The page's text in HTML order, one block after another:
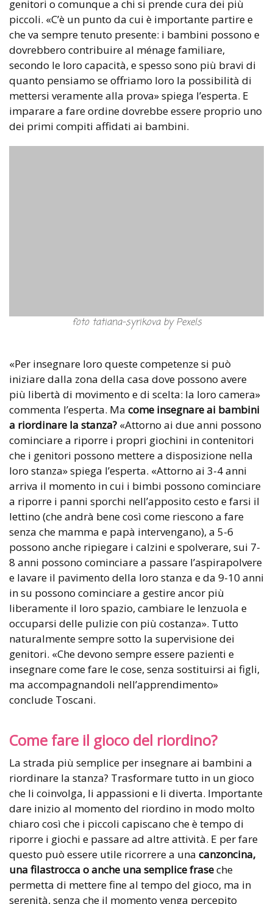
genitori o comunque a chi si prende cura dei più
piccoli. «C’è un punto da cui è importante partire e
che va sempre tenuto presente: i bambini possono e
dovrebbero contribuire al ménage familiare,
secondo le loro capacità, e spesso sono più bravi di
quanto pensiamo se offriamo loro la possibilità di
mettersi veramente alla prova» spiega l’esperta. E
imparare a fare ordine dovrebbe essere proprio uno
dei primi compiti affidati ai bambini.
foto tatiana-syrikova by Pexels
«Per insegnare loro queste competenze si può
iniziare dalla zona della casa dove possono avere
più libertà di movimento e di scelta: la loro camera»
commenta l’esperta. Ma come insegnare ai bambini
a riordinare la stanza? «Attorno ai due anni possono
cominciare a riporre i propri giochini in contenitori
che i genitori possono mettere a disposizione nella
loro stanza» spiega l’esperta. «Attorno ai 3-4 anni
arriva il momento in cui i bimbi possono cominciare
a riporre i panni sporchi nell’apposito cesto e farsi il
lettino (che andrà bene così come riescono a fare
senza che mamma e papà intervengano), a 5-6
possono anche ripiegare i calzini e spolverare, sui 7-
8 anni possono cominciare a passare l’aspirapolvere
e lavare il pavimento della loro stanza e da 9-10 anni
in su possono cominciare a gestire ancor più
liberamente il loro spazio, cambiare le lenzuola e
occuparsi delle pulizie con più costanza». Tutto
naturalmente sempre sotto la supervisione dei
genitori. «Che devono sempre essere pazienti e
insegnare come fare le cose, senza sostituirsi ai figli,
ma accompagnandoli nell’apprendimento»
conclude Toscani.
Come fare il gioco del riordino?
La strada più semplice per insegnare ai bambini a
riordinare la stanza? Trasformare tutto in un gioco
che li coinvolga, li appassioni e li diverta. Importante
dare inizio al momento del riordino in modo molto
chiaro così che i piccoli capiscano che è tempo di
riporre i giochi e passare ad altre attività. E per fare
questo può essere utile ricorrere a una canzoncina,
una filastrocca o anche una semplice fraseche
permetta di mettere fine al tempo del gioco, ma in
serenità, senza che il momento venga percepito